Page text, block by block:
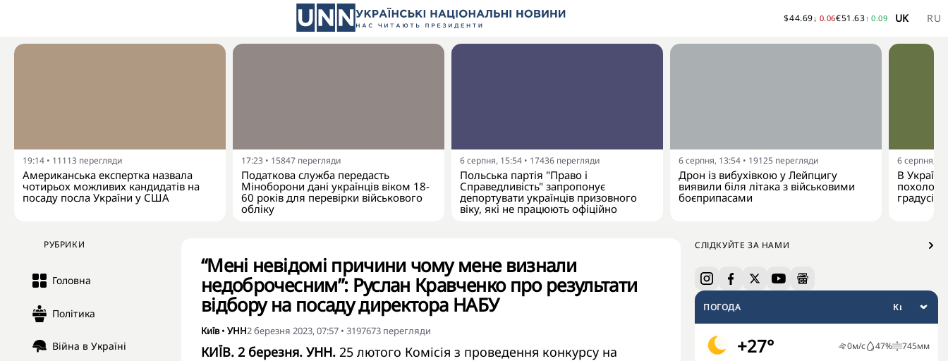
$44.69↓ 0.06€51.63↑ 0.09 UK RU
19:14 • 11113 перегляди
Американська експертка назвала
чотирьох можливих кандидатів на
посаду посла України у США
17:23 • 15847 перегляди
Податкова служба передасть
Міноборони дані українців віком 18-
60 років для перевірки військового
обліку
6 серпня, 15:54 • 17436 перегляди
Польська партія "Право і
Справедливість" запропонує
депортувати українців призовного
віку, які не працюють офіційно
6 серпня, 13:54 • 19125 перегляди
Дрон із вибухівкою у Лейпцигу
виявили біля літака з військовими
боєприпасами
6 серпня,
В
градусів
РУБРИКИ
Головна
Політика
Війна в Україні
СЛІДКУЙТЕ ЗА НАМИ
ПОГОДА
+27° 0м/с 47% 745мм
“Мені невідомі причини чому мене визнали
недоброчесним”: Руслан Кравченко про результати
відбору на посаду директора НАБУ
Київ• УНН2 березня 2023, 07:57 • 3197673 перегляди
КИЇВ. 2 березня. УНН. 25 лютого Комісія з проведення конкурсу на